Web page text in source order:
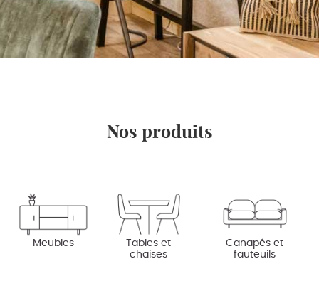
Nos produits
Meubles
Tables et
chaises
Canapés et
fauteuils